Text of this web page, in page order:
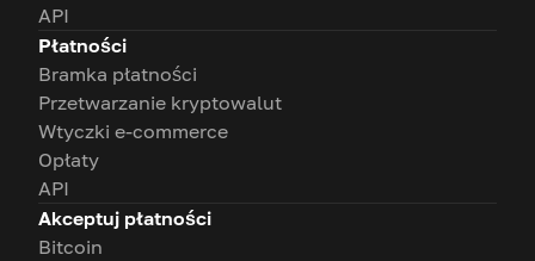
API
Płatności
Bramka płatności
Przetwarzanie kryptowalut
Wtyczki e-commerce
Opłaty
API
Akceptuj płatności
Bitcoin